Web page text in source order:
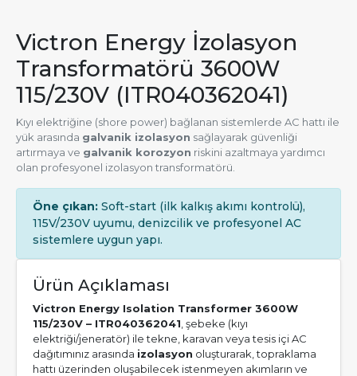
Victron Energy İzolasyon
Transformatörü 3600W
115/230V (ITR040362041)
Kıyı elektriğine (shore power) bağlanan sistemlerde AC hattı ile
yük arasında galvanik izolasyon sağlayarak güvenliği
artırmaya ve galvanik korozyon riskini azaltmaya yardımcı
olan profesyonel izolasyon transformatörü.
Öne çıkan: Soft-start (ilk kalkış akımı kontrolü),
115V/230V uyumu, denizcilik ve profesyonel AC
sistemlere uygun yapı.
Ürün Açıklaması
Victron Energy Isolation Transformer 3600W
115/230V – ITR040362041 , şebeke (kıyı
elektriği/jeneratör) ile tekne, karavan veya tesis içi AC
dağıtımınız arasında izolasyon oluşturarak, topraklama
hattı üzerinden oluşabilecek istenmeyen akımların ve